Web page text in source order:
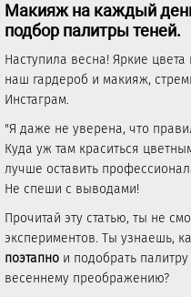
Макияж на каждый
подбор палитры теней.
Наступила весна! Яркие
наш гардероб и макияж,
Инстаграм.
"Я даже не уверена, что
Куда уж там краситься
лучше оставить
Не спеши с выводами!
Прочитай эту статью, ты не
экспериментов. Ты узнаешь,
поэтапно и подобрать
весеннему преображению?